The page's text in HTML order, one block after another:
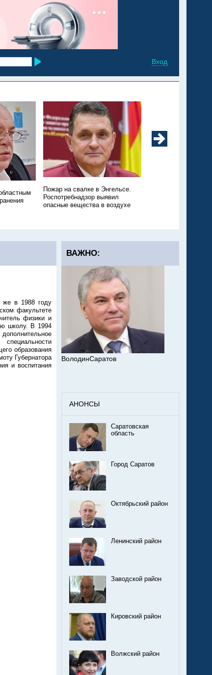
Вход
Пожар на свалке в Энгельсе.
Роспотребнадзор выявил
опасные вещества в воздухе
же в 1988 году
факультете
физики и
школу. В 1994
образования
Губернатора
и воспитания
ВАЖНО:
ВолодинСаратов
АНОНСЫ
Саратовская
область
Город Саратов
Октябрьский район
Ленинский район
Заводской район
Кировский район
Волжский район